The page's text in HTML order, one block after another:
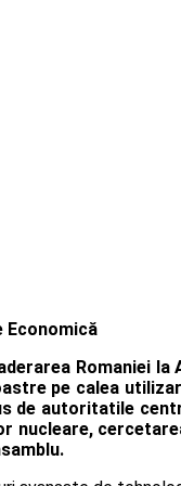
Economică
Romaniei la
pe calea
de autoritatile